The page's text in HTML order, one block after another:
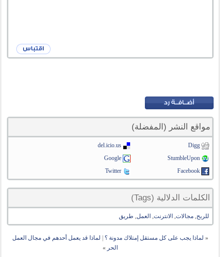
مواقع النشر (المفضلة)
Digg
del.icio.us
StumbleUpon
Google
Facebook
Twitter
الكلمات الدلالية (Tags)
للربح,مجالات, الانترنت, العمل, طريق
« لماذا يجب على كل مستقل إمتلاك مدونة ؟
لماذا قد يعمل أحدهم في مجال العمل
الحر »